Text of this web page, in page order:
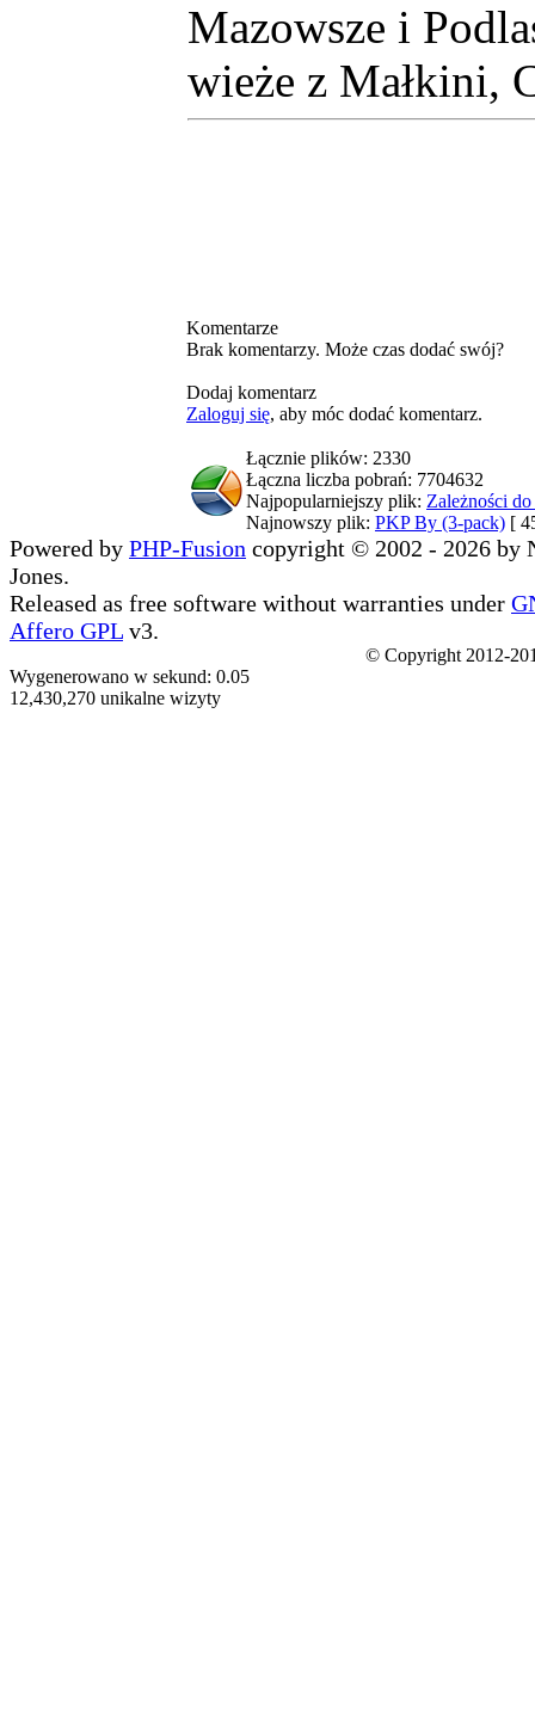
Mazowsze i
wieże z Małkini,
Komentarze
Brak komentarzy. Może czas dodać swój?
Dodaj komentarz
Zaloguj się, aby móc dodać komentarz.
Łącznie plików: 2330
Łączna liczba pobrań: 7704632
Najpopularniejszy plik: Zależności
Najnowszy plik: PKP By (3-pack) [
Powered by PHP-Fusion copyright © 2002 - 2026 by
Jones.
Released as free software without warranties under
Affero GPL v3.
© Copyright 2012-
Wygenerowano w sekund: 0.05
12,430,270 unikalne wizyty